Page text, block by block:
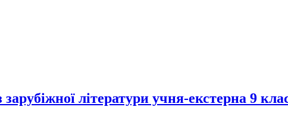
літератури учня-екстерна 9